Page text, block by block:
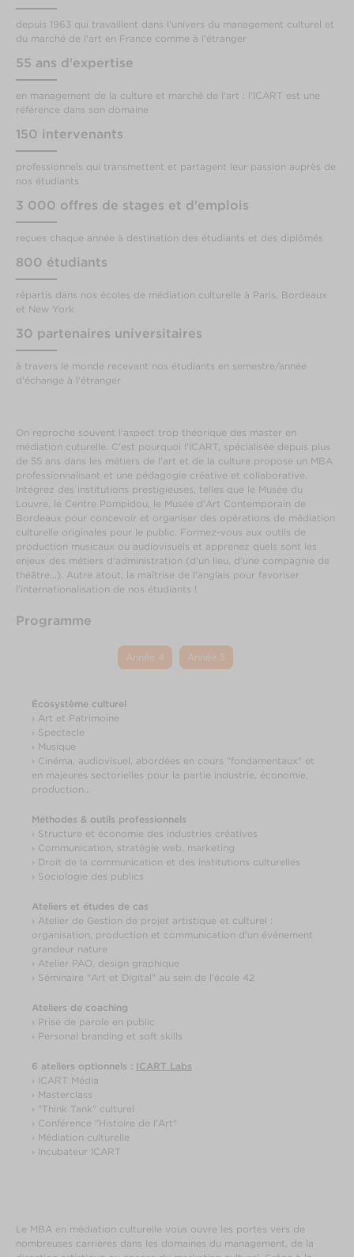
depuis 1963 qui travaillent dans l'univers du management culturel et
du marché de l'art en France comme à l'étranger
55 ans d'expertise
en management de la culture et marché de l'art : l'ICART est une
référence dans son domaine
150 intervenants
professionnels qui transmettent et partagent leur passion auprès de
nos étudiants
3 000 offres de stages et d'emplois
reçues chaque année à destination des étudiants et des diplômés
800 étudiants
répartis dans nos écoles de médiation culturelle à Paris, Bordeaux
et New York
30 partenaires universitaires
à travers le monde recevant nos étudiants en semestre/année
d'échange à l'étranger
On reproche souvent l'aspect trop théorique des master en
médiation cuturelle. C'est pourquoi l'ICART, spécialisée depuis plus
de 55 ans dans les métiers de l'art et de la culture propose un MBA
professionnalisant et une pédagogie créative et collaborative.
Intégrez des institutions prestigieuses, telles que le Musée du
Louvre, le Centre Pompidou, le Musée d'Art Contemporain de
Bordeaux pour concevoir et organiser des opérations de médiation
culturelle originales pour le public. Formez-vous aux outils de
production musicaux ou audiovisuels et apprenez quels sont les
enjeux des métiers d'administration (d'un lieu, d'une compagnie de
théâtre...). Autre atout, la maîtrise de l'anglais pour favoriser
l'internationalisation de nos étudiants !
Programme
Année 4 Année 5
Écosystème culturel
› Art et Patrimoine
› Spectacle
› Musique
› Cinéma, audiovisuel, abordées en cours "fondamentaux" et
en majeures sectorielles pour la partie industrie, économie,
production...
Méthodes & outils professionnels
› Structure et économie des industries créatives
› Communication, stratégie web, marketing
› Droit de la communication et des institutions culturelles
› Sociologie des publics
Ateliers et études de cas
› Atelier de Gestion de projet artistique et culturel :
organisation, production et communication d'un événement
grandeur nature
› Atelier PAO, design graphique
› Séminaire "Art et Digital" au sein de l'école 42
Ateliers de coaching
› Prise de parole en public
› Personal branding et soft skills
6 ateliers optionnels : ICART Labs
› ICART Média
› Masterclass
› "Think Tank" culturel
› Conférence "Histoire de l'Art"
› Médiation culturelle
› Incubateur ICART
Le MBA en médiation culturelle vous ouvre les portes vers de
nombreuses carrières dans les domaines du management, de la